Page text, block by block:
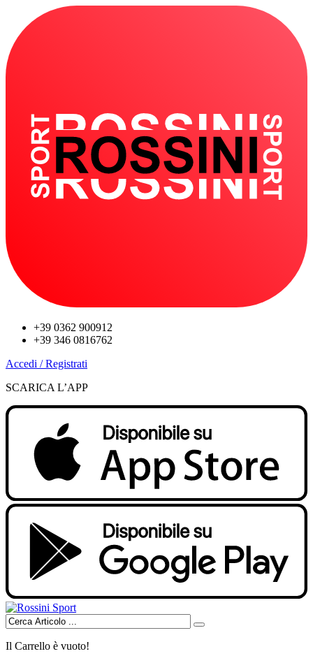
+39 0362 900912
+39 346 0816762
Accedi / Registrati
SCARICA L’APP
Il Carrello è vuoto!